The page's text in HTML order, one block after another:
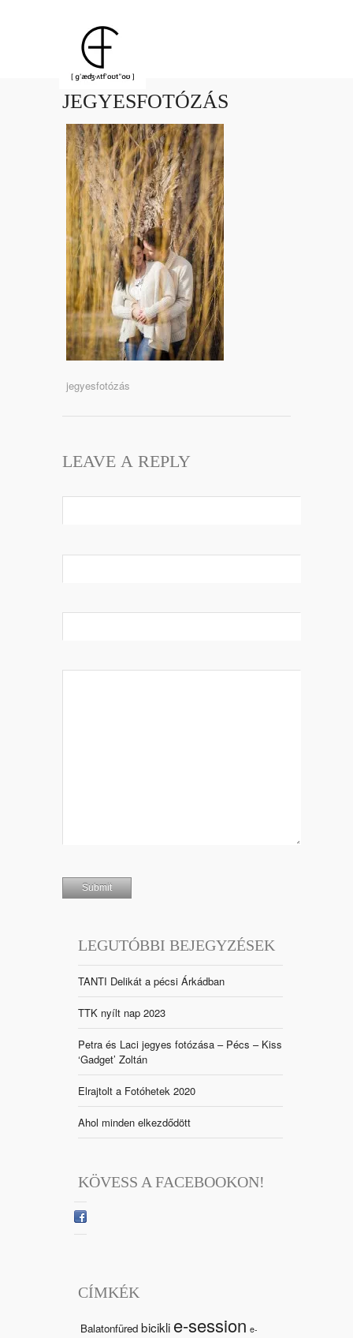
JEGYESFOTÓZÁS
jegyesfotózás
LEAVE A REPLY
LEGUTÓBBI BEJEGYZÉSEK
TANTI Delikát a pécsi Árkádban
TTK nyílt nap 2023
Petra és Laci jegyes fotózása – Pécs – Kiss
‘Gadget’ Zoltán
Elrajtolt a Fotóhetek 2020
Ahol minden elkezdődött
KÖVESS A FACEBOOKON!
CÍMKÉK
Balatonfüred bicikli e-session e-